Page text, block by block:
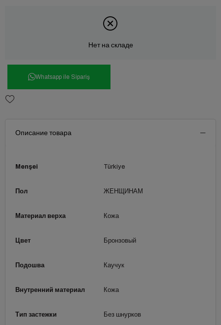
Нет на складе
Whatsapp ile Sipariş
Описание товара
Menşei Türkiye
Пол ЖЕНЩИНАМ
Материал верха Кожа
Цвет Бронзовый
Подошва Каучук
Внутренний материал Кожа
Тип застежки Без шнурков